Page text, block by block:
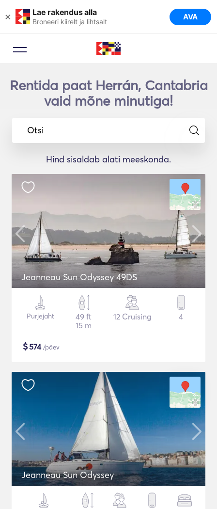
× Lae rakendus alla
Broneeri kiirelt ja lihtsalt AVA
Rentida paat Herrán, Cantabria
vaid mõne minutiga!
Otsi
Hind sisaldab alati meeskonda.
Jeanneau Sun Odyssey 49DS
Purjejaht
49 ft
15 m
12 Cruising 4
$574/päev
Jeanneau Sun Odyssey